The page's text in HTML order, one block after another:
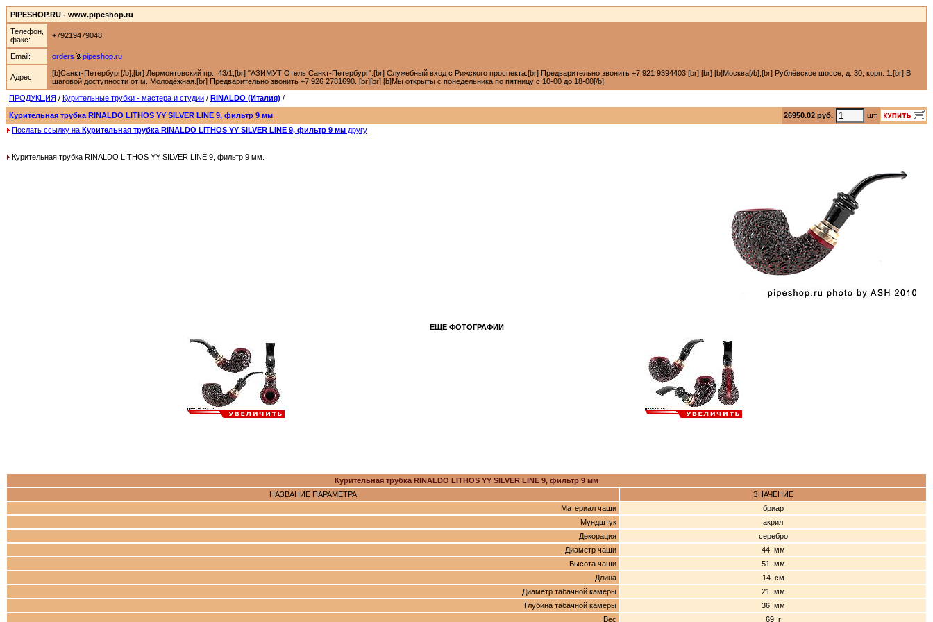
PIPESHOP.RU - www.pipeshop.ru
Телефон,
факс:
+79219479048
Email: orders pipeshop.ru
Адрес:
[b]Санкт-Петербург[/b],[br] Лермонтовский пр., 43/1,[br] "АЗИМУТ Отель Санкт-Петербург".[br] Служебный вход с Рижского проспекта.[br] Предварительно звонить +7 921 9394403.[br] [br] [b]Москва[/b],[br] Рублёвское шоссе, д. 30, корп. 1.[br] В
шаговой доступности от м. Молодёжная.[br] Предварительно звонить +7 926 2781690. [br][br] [b]Мы открыты с понедельника по пятницу с 10-00 до 18-00[/b].
ПРОДУКЦИЯ / Курительные трубки - мастера и студии / RINALDO (Италия) /
Курительная трубка RINALDO LITHOS YY SILVER LINE 9, фильтр 9 мм 26950.02 руб.
шт.
Послать ссылку на Курительная трубка RINALDO LITHOS YY SILVER LINE 9, фильтр 9 мм другу
Курительная трубка RINALDO LITHOS YY SILVER LINE 9, фильтр 9 мм.
ЕЩЕ ФОТОГРАФИИ
Курительная трубка RINALDO LITHOS YY SILVER LINE 9, фильтр 9 мм
НАЗВАНИЕ ПАРАМЕТРА
ЗНАЧЕНИЕ
Материал чаши
бриар
Мундштук
акрил
Декорация
серебро
Диаметр чаши
44 мм
Высота чаши
51 мм
Длина
14 см
Диаметр табачной камеры
21 мм
Глубина табачной камеры
36 мм
Вес
69 г